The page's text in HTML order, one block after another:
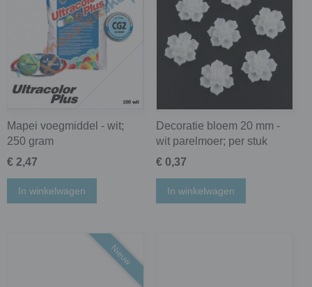
Mapei voegmiddel - wit;
250 gram
€ 2,47
In winkelwagen
Decoratie bloem 20 mm -
wit parelmoer; per stuk
€ 0,37
In winkelwagen
Nieuw